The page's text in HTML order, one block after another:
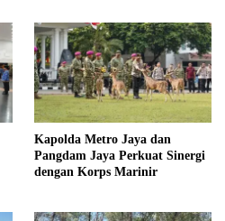
Kapolda Metro Jaya dan
Pangdam Jaya Perkuat Sinergi
dengan Korps Marinir